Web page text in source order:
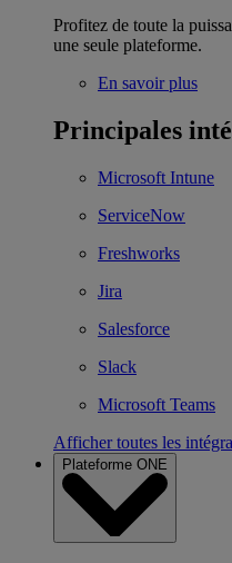
Profitez de toute la
une seule plateforme.
En savoir plus
Principales
Microsoft Intune
ServiceNow
Freshworks
Jira
Salesforce
Slack
Microsoft Teams
Afficher toutes les
Plateforme ONE